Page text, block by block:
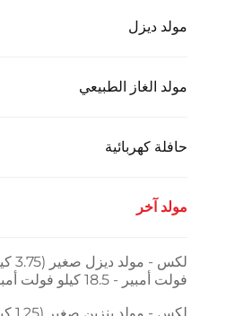
مولد ديزل
مولد الغاز الطبيعي
حافلة كهربائية
مولد آخر
لكس - مولد
فولت أمبير - 18.5 كيلو فولت أمبير)
لكس - مولد